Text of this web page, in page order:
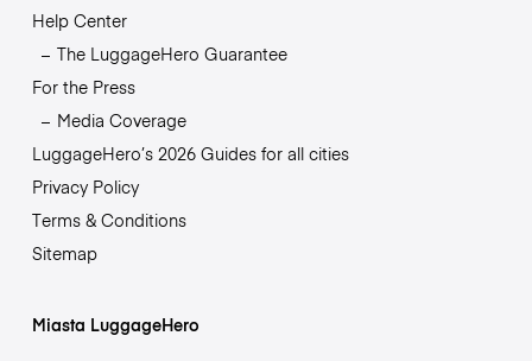
Help Center
The LuggageHero Guarantee
For the Press
Media Coverage
LuggageHero’s 2026 Guides for all cities
Privacy Policy
Terms & Conditions
Sitemap
Miasta LuggageHero